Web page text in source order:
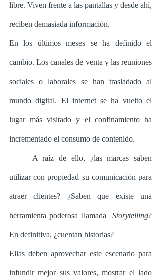
libre. Viven frente a las pantallas y desde ahí,
reciben demasiada información.
En los últimos meses se ha definido el
cambio. Los canales de venta y las reuniones
sociales o laborales se han trasladado al
mundo digital. El internet se ha vuelto el
lugar más visitado y el confinamiento ha
incrementado el consumo de contenido.
utilizar con propiedad su comunicación para
atraer clientes? ¿Saben que existe una
herramienta poderosa llamada Storytelling?
En definitiva, ¿cuentan historias?
Ellas deben aprovechar este escenario para
infundir mejor sus valores, mostrar el lado